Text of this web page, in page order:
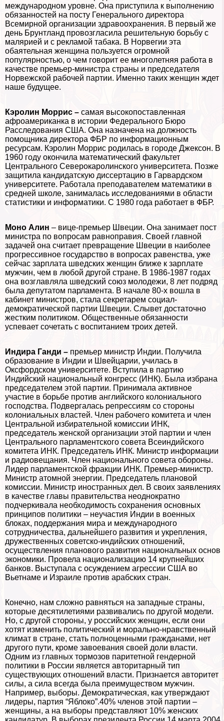
международном уровне. Она приступила к выполнению
обязанностей на посту Генерального директора
Всемирной организации здравоохранения. В первый же
день Брунтланд провозгласила решительную борьбу с
малярией и с рекламой табака. В Норвегии эта
обаятельная женщина пользуется огромной
популярностью, о чем говорит ее многолетняя работа в
качестве премьер-министра страны и председателя
Норвежской рабочей партии. Именно таких женщин ждет
наше будущее.
Кэролин Моррис – самая высокопоставленная
афроамериканка в истории Федерального Бюро
Расследования США. Она назначена на должность
помощника директора ФБР по информационным
ресурсам. Кэролин Моррис родилась в городе Джексон. В
1960 году окончила математический факультет
Центрального Северокаролинского университета. Позже
защитила кандидатскую диссертацию в Гарвардском
университете. Работала преподавателем математики в
средней школе, занималась исследованиями в области
статистики и информатики. С 1980 года работает в ФБР.
Моно Алин – вице-премьер Швеции. Она занимает пост
министра по вопросам равноправия. Своей главной
задачей она считает превращение Швеции в наиболее
прогрессивное государство в вопросах равенства, уже
сейчас зарплата шведских женщин ближе к зарплате
мужчин, чем в любой другой стране. В 1986-1987 годах
она возглавляла шведский союз молодежи, 8 лет подряд
была депутатом парламента. В начале 80-х вошла в
кабинет министров, стала секретарем социал-
демократической партии Швеции. Слывет достаточно
жестким политиком. Общественные обязанности
успевает сочетать с воспитанием троих детей.
Индира Ганди – премьер министр Индии. Получила
образование в Индии и Швейцарии, училась в
Оксфордском университете. Вступила в партию
Индийский национальный конгресс (ИНК). Была избрана
председателем этой партии. Принимала активное
участие в борьбе против английского колониального
господства. Подвергалась репрессиям со стороны
колониальных властей. Члeн рабочего комитета и члeн
Центральной избирательной комиссии ИНК,
председатель женской организации этой партии и члeн
Центрального парламентского совета Всеиндийского
комитета ИНК. Председатель ИНК. Министр информации
и радиовещания. Члeн национального совета обороны.
Лидер парламентской фpaкции ИНК. Премьер-министр.
Министр атомной энергии. Председатель плановой
комиссии. Министр иностранных дел. В своих заявлениях
в качестве главы правительства неоднократно
подчеркивала необходимость сохранения основных
принципов политики – неучастия Индии в военных
блоках, поддержания мира и международного
сотрудничества, дальнейшего развития и укрепления,
дружественных советско-индийских отношений,
осуществления планового развития национальных основ
экономики. Провела национализацию 14 крупнейших
банков. Выступала с осуждением агрессии США во
Вьетнаме и Израиле против арабских стран.
Конечно, нам сложно равняться на западные страны,
которые десятилетиями развивались по другой модели.
Но, с другой стороны, у российских женщин, если они
хотят изменить политический и мopaльно-нравственный
климат в стране, стать полноценными гражданами, нет
другого пути, кроме завоевания своей доли власти.
Одним из главных тормозов паритетной гендерной
политики в России является авторитарный тип
существующих отношений власти. Признается авторитет
силы, а сила всегда была преимуществом мужчин.
Например, выборы. Демократическая, как утверждают
лидеры, партия “Яблоко”.40% члeнов этой партии –
женщины, а на выборы представляют 10% женских